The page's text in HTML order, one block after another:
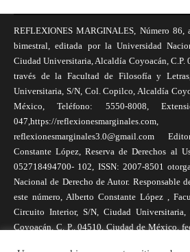
REFLEXIONES MARGINALES, Número
bimestral, editada por la Universidad
Ciudad Universitaria, Alcaldía Coyoacán, C.P.
través de la Facultad de Filosofía y
Universitaria, S/N, Col. Copilco, Alcaldía
México, Teléfono: 5550-8008,
047,https://reflexionesmarginales.com,
reflexionesmarginales3.0@gmail.com
Constante López, Reserva de Derechos al
052718494700- 102, ISSN: 2007-8501
Nacional de Derecho de Autor. Responsable
este número, Alberto Constante López ,
Circuito Interior, S/N, Ciudad
Coyoacán, C. P., 04510, Ciudad de México,